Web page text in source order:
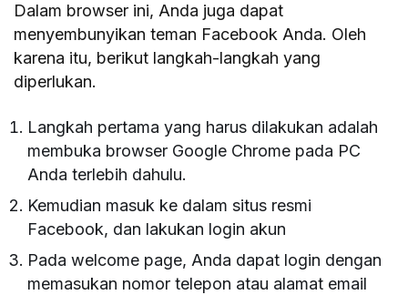
Dalam browser ini, Anda juga dapat
menyembunyikan teman Facebook Anda. Oleh
karena itu, berikut langkah-langkah yang
diperlukan.
Langkah pertama yang harus dilakukan adalah
membuka browser Google Chrome pada PC
Anda terlebih dahulu.
Kemudian masuk ke dalam situs resmi
Facebook, dan lakukan login akun
Pada welcome page, Anda dapat login dengan
memasukan nomor telepon atau alamat email